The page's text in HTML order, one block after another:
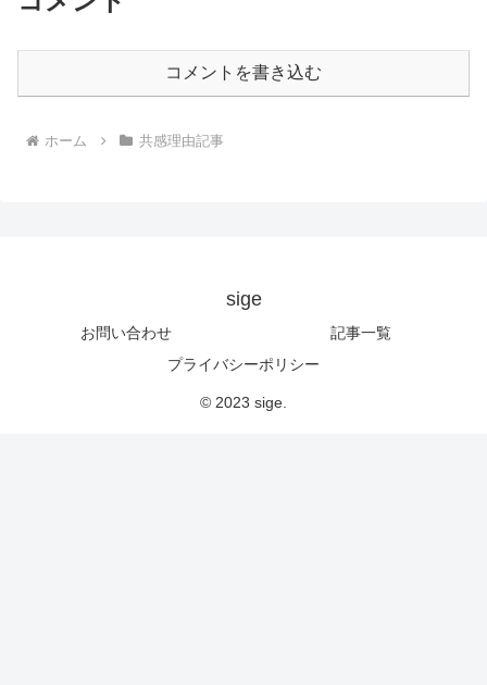
コメントを書き込む
ホーム 共感理由記事
sige
お問い合わせ
記事一覧
プライバシーポリシー
© 2023 sige.